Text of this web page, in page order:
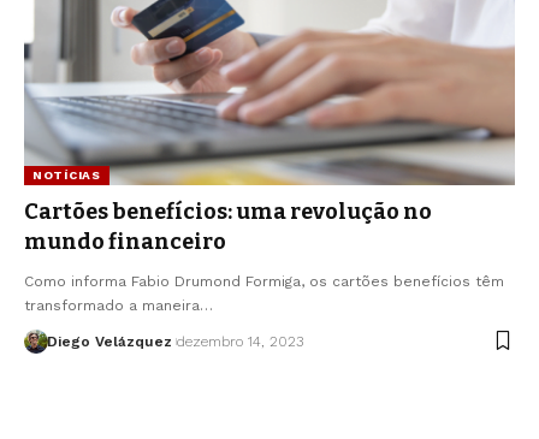
NOTÍCIAS
Cartões benefícios: uma revolução no
mundo financeiro
Como informa Fabio Drumond Formiga, os cartões benefícios têm
transformado a maneira…
Diego Velázquez dezembro 14, 2023